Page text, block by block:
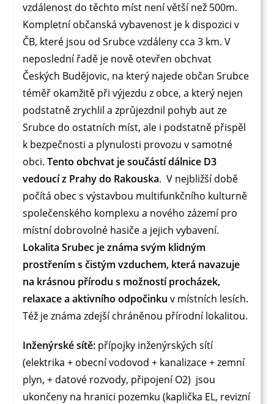
vzdálenost do těchto míst není větší než 500m.
Kompletní občanská vybavenost je k dispozici v
ČB, které jsou od Srubce vzdáleny cca 3 km. V
neposlední řadě je nově otevřen obchvat
Českých Budějovic, na který najede občan Srubce
téměř okamžitě při výjezdu z obce, a který nejen
podstatně zrychlil a zprůjezdnil pohyb aut ze
Srubce do ostatních míst, ale i podstatně přispěl
k bezpečnosti a plynulosti provozu v samotné
obci.Tento obchvat je součástí dálnice D3
vedoucí z Prahy do Rakouska. V nejbližší době
počítá obec s výstavbou multifunkčního kulturně
společenského komplexu a nového zázemí pro
místní dobrovolné hasiče a jejich vybavení.
Lokalita Srubec je známa svým klidným
prostřením s čistým vzduchem, která navazuje
na krásnou přírodu s možností procházek,
relaxace a aktivního odpočinkuv místních lesích.
Též je známa zdejší chráněnou přírodní lokalitou.
Inženýrské sítě: přípojky inženýrských sítí
(elektrika + obecní vodovod + kanalizace + zemní
plyn, + datové rozvody, připojení O2) jsou
ukončeny na hranici pozemku (kaplička EL, revizní